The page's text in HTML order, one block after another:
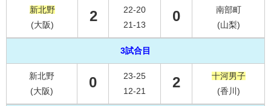
新北野
(大阪)
2
22-20
21-13
0
南部町
(山梨)
3試合目
新北野
(大阪)
0
23-25
12-21
2
十河男子
(香川)